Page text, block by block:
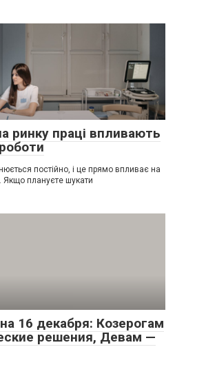
ринку праці впливають
постійно, і це прямо впливає на
Якщо плануєте шукати
16 декабря: Козерогам
решения, Девам —